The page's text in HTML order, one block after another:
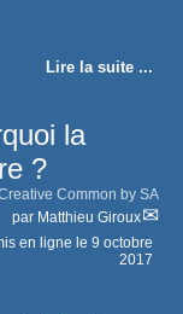
Lire la suite ...
la
?
Common by SA
par Matthieu Giroux
en ligne le 9 octobre
2017